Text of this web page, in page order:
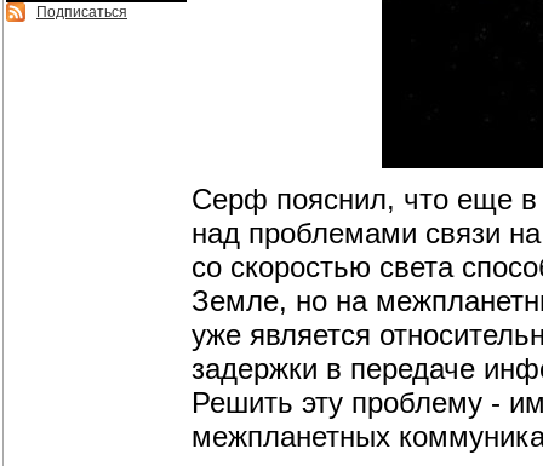
Подписаться
Серф пояснил, что еще в
над проблемами связи
со скоростью света
Земле, но на
уже является
задержки в передаче
Решить эту проблему -
межпланетных